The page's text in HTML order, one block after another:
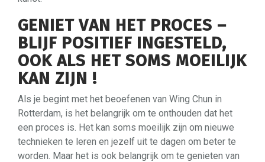
GENIET VAN HET PROCES –
BLIJF POSITIEF INGESTELD,
OOK ALS HET SOMS MOEILIJK
KAN ZIJN !
Als je begint met het beoefenen van Wing Chun in
Rotterdam, is het belangrijk om te onthouden dat het
een proces is. Het kan soms moeilijk zijn om nieuwe
technieken te leren en jezelf uit te dagen om beter te
worden. Maar het is ook belangrijk om te genieten van